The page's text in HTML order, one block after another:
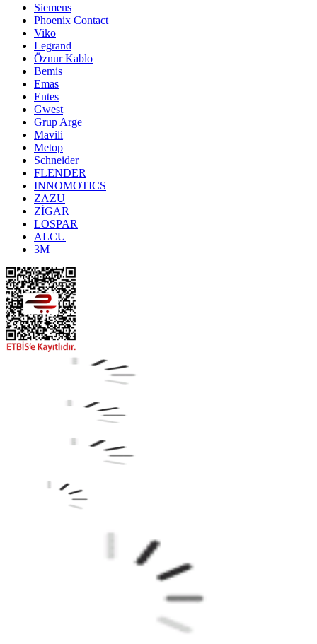
Siemens
Phoenix Contact
Viko
Legrand
Öznur Kablo
Bemis
Emas
Entes
Gwest
Grup Arge
Mavili
Metop
Schneider
FLENDER
INNOMOTICS
ZAZU
ZİGAR
LOSPAR
ALCU
3M